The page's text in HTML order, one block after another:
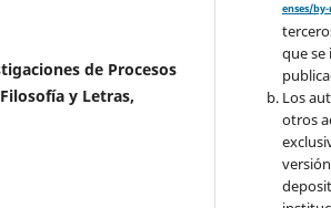
de Procesos
y Letras,
enses/
que se
Los
otros